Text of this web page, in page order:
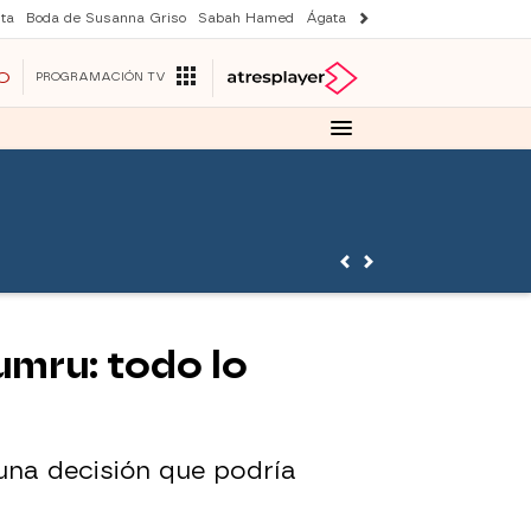
Boda de Susanna Griso Sabah Hamed Ágata y Lola
PROGRAMACIÓN TV
todo lo
decisión que podría